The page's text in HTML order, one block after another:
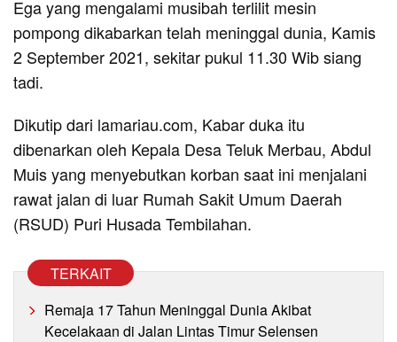
Ega yang mengalami musibah terlilit mesin
pompong dikabarkan telah meninggal dunia, Kamis
2 September 2021, sekitar pukul 11.30 Wib siang
tadi.
Dikutip dari lamariau.com, Kabar duka itu
dibenarkan oleh Kepala Desa Teluk Merbau, Abdul
Muis yang menyebutkan korban saat ini menjalani
rawat jalan di luar Rumah Sakit Umum Daerah
(RSUD) Puri Husada Tembilahan.
TERKAIT
Remaja 17 Tahun Meninggal Dunia Akibat
Kecelakaan di Jalan Lintas Timur Selensen